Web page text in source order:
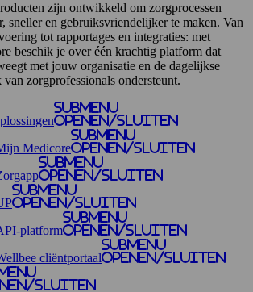
zijn ontwikkeld om zorgprocessen
sneller en gebruiksvriendelijker te maken. Van
tot rapportages en integraties: met
beschik je over één krachtig platform dat
met jouw organisatie en de dagelijkse
zorgprofessionals ondersteunt.
Submenu
openen/sluiten
Medicore
Submenu
openen/sluiten
Submenu
openen/sluiten
Submenu
openen/sluiten
platform
Submenu
openen/sluiten
cliëntportaal
Submenu
openen/sluiten
sluiten